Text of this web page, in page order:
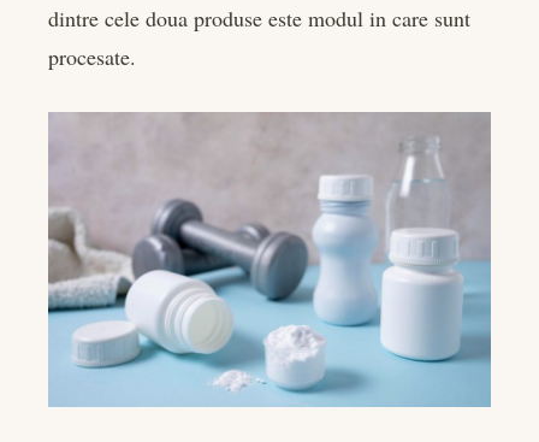
dintre cele doua produse este modul in care sunt
procesate.